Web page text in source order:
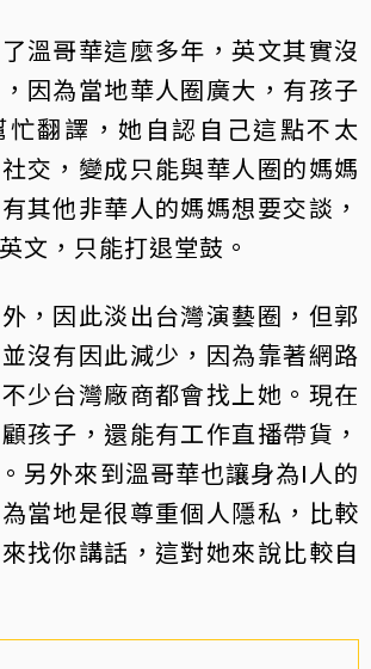
溫哥華這麼多年，英文其實沒
因為當地華人圈廣大，有孩子
忙翻譯，她自認自己這點不太
交，變成只能與華人圈的媽媽
其他非華人的媽媽想要交談，
文，只能打退堂鼓。
，因此淡出台灣演藝圈，但郭
沒有因此減少，因為靠著網路
少台灣廠商都會找上她。現在
孩子，還能有工作直播帶貨，
另外來到溫哥華也讓身為I人的
當地是很尊重個人隱私，比較
找你講話，這對她來說比較自